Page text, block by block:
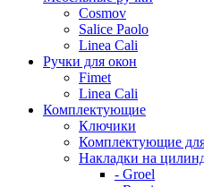
Cosmov
Salice Paolo
Linea Cali
Ручки для окон
Fimet
Linea Cali
Комплектующие
Ключики
Комплектующие
Накладки на
- Groel